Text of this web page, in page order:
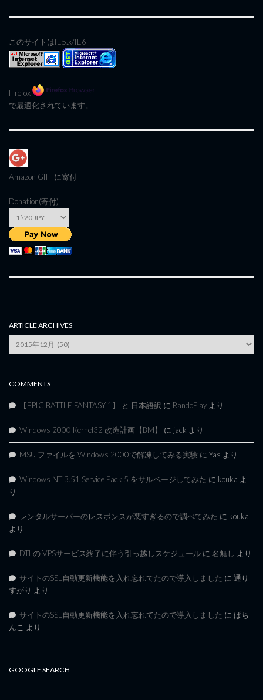
このサイトはIE5.x/IE6
Firefox
で最適化されています。
Amazon GIFTに寄付
Donation(寄付)
ARTICLE ARCHIVES
Archives
COMMENTS
【EPIC BATTLE FANTASY 1】 と 日本語訳 に RandoPlay より
Windows 2000 Kernel32 改造計画【BM】 に jack より
MSU ファイルを Windows 2000で解凍してみる実験 に Yas より
Windows NT 3.51 Service Pack 5 をサルベージしてみた に kouka よ
り
レンタルサーバーのレスポンスが悪すぎるので調べてみた に kouka
より
DTI の VPSサービス終了に伴う引っ越しスケジュール に 名無し より
サイトのSSL自動更新機能を入れ忘れてたので導入しました に 通り
すがり より
サイトのSSL自動更新機能を入れ忘れてたので導入しました に ぱち
んこ より
GOOGLE SEARCH